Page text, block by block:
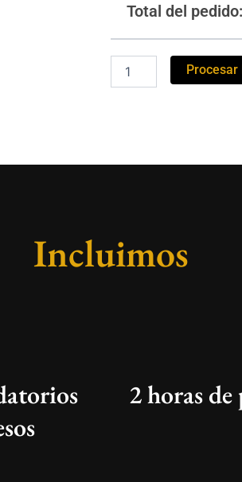
Total del pedido:
Procesar
Incluimos
2 horas